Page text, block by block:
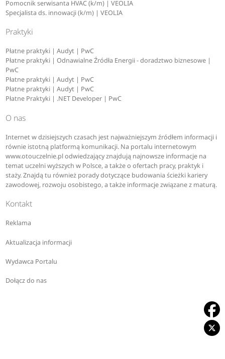
Pomocnik serwisanta HVAC (k/m) | VEOLIA
Specjalista ds. innowacji (k/m) | VEOLIA
Praktyki
Płatne praktyki | Audyt | PwC
Płatne praktyki | Odnawialne Źródła Energii - doradztwo biznesowe |
PwC
Płatne praktyki | Audyt | PwC
Płatne praktyki | Audyt | PwC
Płatne Praktyki | .NET Developer | PwC
O nas
Internet w dzisiejszych czasach jest najważniejszym źródłem informacji i
równie istotną platformą komunikacji. Na portalu internetowym
www.otouczelnie.pl odwiedzający znajdują najnowsze informacje na
temat uczelni wyższych w Polsce, a także o ofertach pracy, praktyk i
staży. Znajdą tu również porady dotyczące budowania ścieżki kariery
zawodowej, rozwoju osobistego, a także informacje związane z maturą.
Kontakt
Reklama
Aktualizacja informacji
Wydawca Portalu
Dołącz do nas